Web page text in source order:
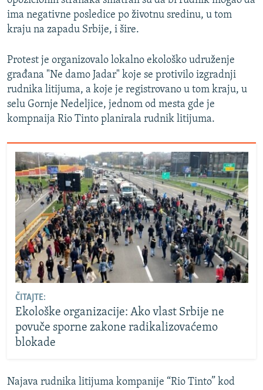
ima negativne posledice po životnu sredinu, u tom
kraju na zapadu Srbije, i šire.
Protest je organizovalo lokalno ekološko udruženje
građana "Ne damo Jadar" koje se protivilo izgradnji
rudnika litijuma, a koje je registrovano u tom kraju, u
selu Gornje Nedeljice, jednom od mesta gde je
kompnaija Rio Tinto planirala rudnik litijuma.
ČITAJTE:
Ekološke organizacije: Ako vlast Srbije ne
povuče sporne zakone radikalizovaćemo
blokade
Najava rudnika litijuma kompanije “Rio Tinto” kod